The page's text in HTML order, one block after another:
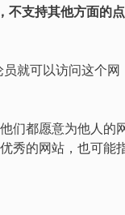
不支持其他方面的点
就可以访问这个网
们都愿意为他人的
秀的网站，也可能